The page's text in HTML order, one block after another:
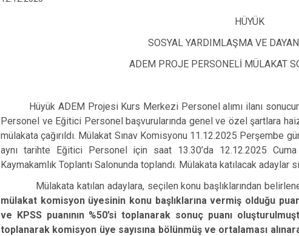
HÜYÜK
SOSYAL YARDIMLAŞMA VE
ADEM PROJE PERSONELİ MÜLAKAT
Hüyük ADEM Projesi Kurs Merkezi Personel alımı ilanı
Personel ve Eğitici Personel başvurularında genel ve özel şartlara
mülakata çağırıldı. Mülakat Sınav Komisyonu 11.12.2025 Perşembe
aynı tarihte Eğitici Personel için saat 13.30’da 12.12.2025
Kaymakamlık Toplantı Salonunda toplandı. Mülakata katılacak adaylar
Mülakata katılan adaylara, seçilen konu başlıklarından
mülakat komisyon üyesinin konu başlıklarına vermiş olduğu
ve KPSS puanının %50’si toplanarak sonuç puanı
toplanarak komisyon üye sayısına bölünmüş ve ortalaması